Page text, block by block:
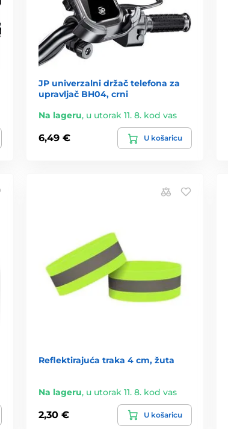
JP univerzalni držač telefona za
upravljač BH04, crni
Na lageru, u utorak 11. 8. kod vas
6,49 € U košaricu
Reflektirajuća traka 4 cm, žuta
Na lageru, u utorak 11. 8. kod vas
2,30 € U košaricu